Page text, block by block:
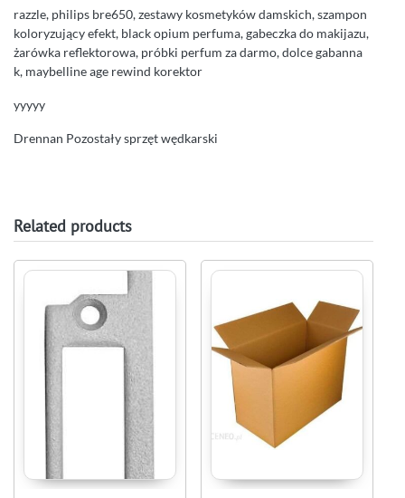
razzle, philips bre650, zestawy kosmetyków damskich, szampon
koloryzujący efekt, black opium perfuma, gabeczka do makijazu,
żarówka reflektorowa, próbki perfum za darmo, dolce gabanna
k, maybelline age rewind korektor
yyyyy
Drennan Pozostały sprzęt wędkarski
Related products